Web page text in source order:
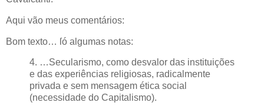
Aqui vão meus comentários:
Bom texto… ſó algumas notas:
4. …Secularismo, como desvalor das instituições
e das experiências religiosas, radicalmente
privada e sem mensagem ética social
(necessidade do Capitalismo).